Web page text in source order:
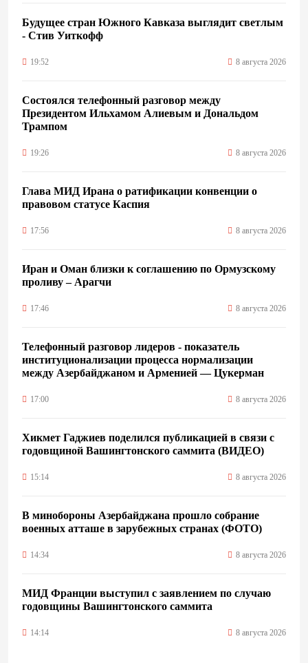
Будущее стран Южного Кавказа выглядит светлым
- Стив Уиткофф
19:52 8 августа 2026
Состоялся телефонный разговор между
Президентом Ильхамом Алиевым и Дональдом
Трампом
19:26 8 августа 2026
Глава МИД Ирана о ратификации конвенции о
правовом статусе Каспия
17:56 8 августа 2026
Иран и Оман близки к соглашению по Ормузскому
проливу – Арагчи
17:46 8 августа 2026
Телефонный разговор лидеров - показатель
институционализации процесса нормализации
между Азербайджаном и Арменией — Цукерман
17:00 8 августа 2026
Хикмет Гаджиев поделился публикацией в связи с
годовщиной Вашингтонского саммита (ВИДЕО)
15:14 8 августа 2026
В минобороны Азербайджана прошло собрание
военных атташе в зарубежных странах (ФОТО)
14:34 8 августа 2026
МИД Франции выступил с заявлением по случаю
годовщины Вашингтонского саммита
14:14 8 августа 2026